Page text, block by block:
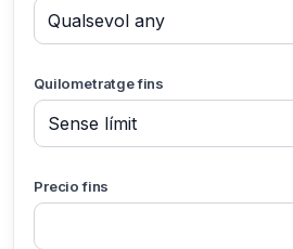
Quilometratge fins
Precio fins